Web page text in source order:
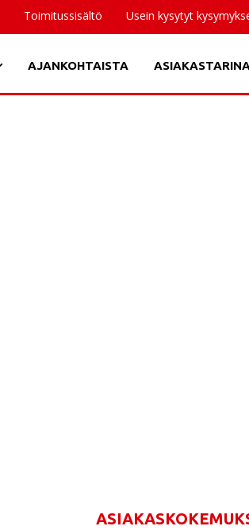
Toimitussisältö Usein kysytyt
AJANKOHTAISTA